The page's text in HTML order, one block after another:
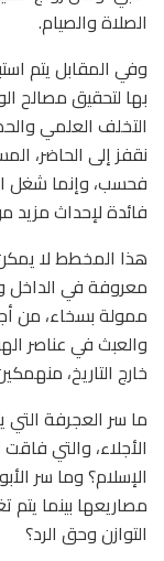
الصلاة والصيام.
وفي المقابل يتم
بها لتحقيق مصالح
التخلف العلمي
نقفز إلى الحاضر،
فحسب، وإنما شغل
فائدة لإحداث مزيد
هذا المخطط لا
معروفة في الداخل
ممولة بسخاء، من
والعبث في عناصر
خارج التاريخ،
ما سر العجرفة التي
الأجلاء، والتي
الإسلام؟ وما سر
مصاريعها بينما يتم
التوازن وحق الرد؟